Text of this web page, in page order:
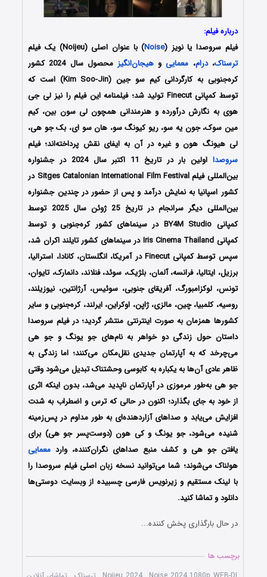
درباره فیلم:
فیلم سروصدا یا نویز (Noise) با عنوان اصلی (Noijeu) یک فیلم
ترسناک،درام، معماییو هیجان‌انگیز
محصول سال 2024 کشور
کره‌جنوبی به کارگردانی کیم سو جین (Kim Soo-Jin) است که
توسط کمپانی‌ Finecut تولید شد؛ فیلمنامه این فیلم را نیز لی جی
هوی به نگارش درآورده و هنرمندانی همچونلی سون بین، کیم
مین سوک، جون یه سو، ریو کیونگ سو، هان سو ای، بک جو هی،
لی هیونگ هون و غیره در آن به ایفای نقش پرداخته‌اند؛فیلم
سروصدا
اولین بار در تاریخ 11 اکتبر سال 2024 در جشنواره
بین‌المللی فیلم Sitges Catalonian International Film Festival در
کشور اسپانیا به نمایش درآمد و پس از حضور در چندین جشنواره
بین‌المللی دیگر سرانجام در تاریخ 25 ژوئن سال 2025 توسط
کمپانی‌ BY4M Studio در سینماهای کشور کره‌جنوبی و توسط
کمپانی Iris Cinema Thailand در سینماهای کشور تایلند اکران شد،
سپس توسط کمپانی Finecut در آمریکا، انگلستان، کانادا، استرالیا،
برزیل، ایتالیا، فرانسه، آلمان، بلژیک، سوئد، فنلاند، دانمارک، تایوان،
تونس، لوکزامبورگ، آفریقای جنوبی، سوئیس، آرژانتین، نیوزیلند،
روسیه، کلمبیا، چین، مالزی، ژاپن، اوکراین، ایرلند، کره‌جنوبی و سایر
کشورها همزمان به صورت اینترنتی منتشر گردید؛در فیلم سروصدا
داستان حول زندگی دو خواهر به نام‌های جو یونگ و جو هی
می‌چرخد که به آپارتمان جدیدی نقل‌مکان می‌کنند؛ اما زندگی به
ظاهر عادی آن‌ها به یکباره به کابوسی وحشتناک تبدیل می‌شود وقتی
جو هی به‌طور مرموزی در آپارتمان ناپدید می‌شد، بدون اینکه اثری
از خود به جای بگذارد؛ اکنون در حالی که ترس و اضطراب به شدت
افزایش می‌یابد و صداهای آزاردهنده‌ای به طور مداوم در پس‌زمینه
شنیده می‌شود، جو یونگ و کی هون (دوست‌پسر جو هی) برای
یافتن جو هی و کشف منبع صداهای نگران‌کننده، وارد معمایی
هولناک می‌شوند؛ شما می‌توانید نسخه زبان اصلی فیلم سروصدا را
با ‌لینک مستقیم و زیرنویس فارسی چسبیده از وبسایت دوستی‌ها
دانلود و تماشا کنید.
در حال بارگذاری پخش کننده...
برچسب ها